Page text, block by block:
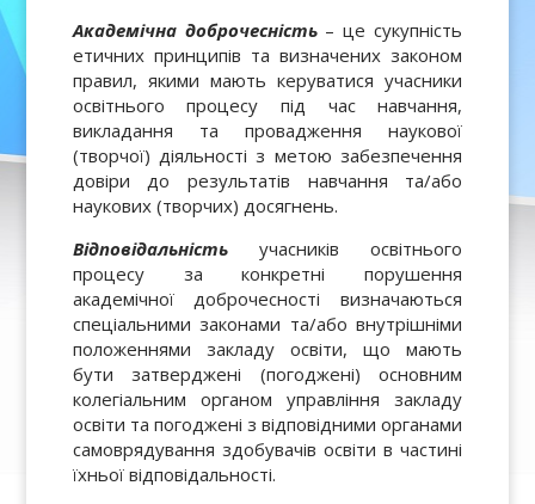
Академічна доброчесність– це сукупність
етичних принципів та визначених законом
правил, якими мають керуватися учасники
освітнього процесу під час навчання,
викладання та провадження наукової
(творчої) діяльності з метою забезпечення
довіри до результатів навчання та/або
наукових (творчих) досягнень.
Відповідальність учасників освітнього
процесу за конкретні порушення
академічної доброчесності визначаються
спеціальними законами та/або внутрішніми
положеннями закладу освіти, що мають
бути затверджені (погоджені) основним
колегіальним органом управління закладу
освіти та погоджені з відповідними органами
самоврядування здобувачів освіти в частині
їхньої відповідальності.